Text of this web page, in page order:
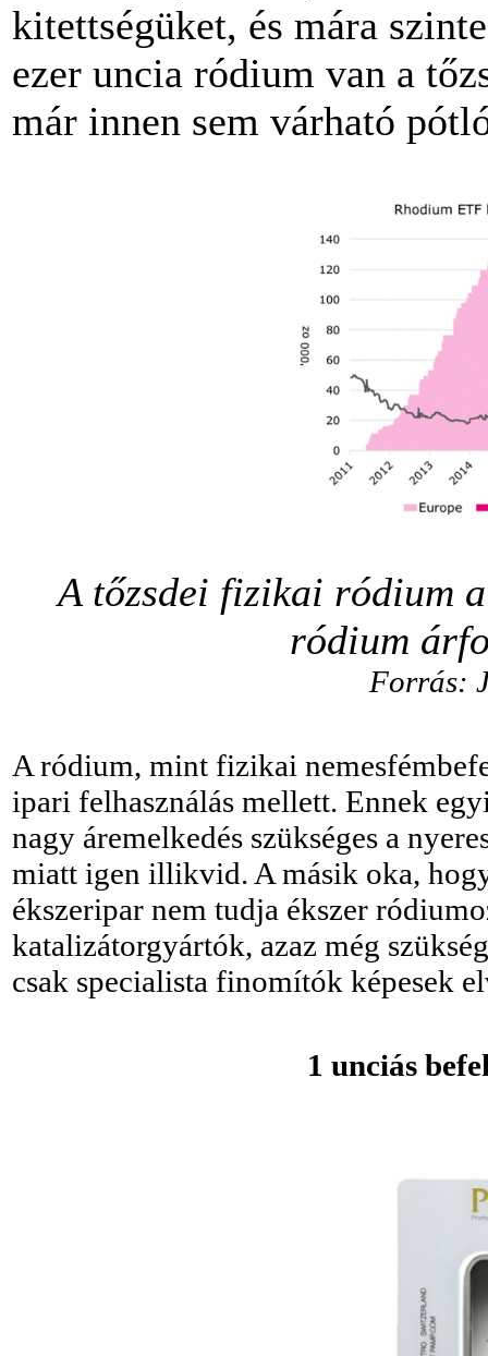
kitettségüket, és mára
ezer uncia ródium van a
már innen sem várható
A tőzsdei fizikai ródium
ródium
Forrás:
A ródium, mint fizikai
ipari felhasználás mellett. Ennek
nagy áremelkedés szükséges a
miatt igen illikvid. A másik oka,
ékszeripar nem tudja ékszer
katalizátorgyártók, azaz még
csak specialista finomítók képesek
1 unciás